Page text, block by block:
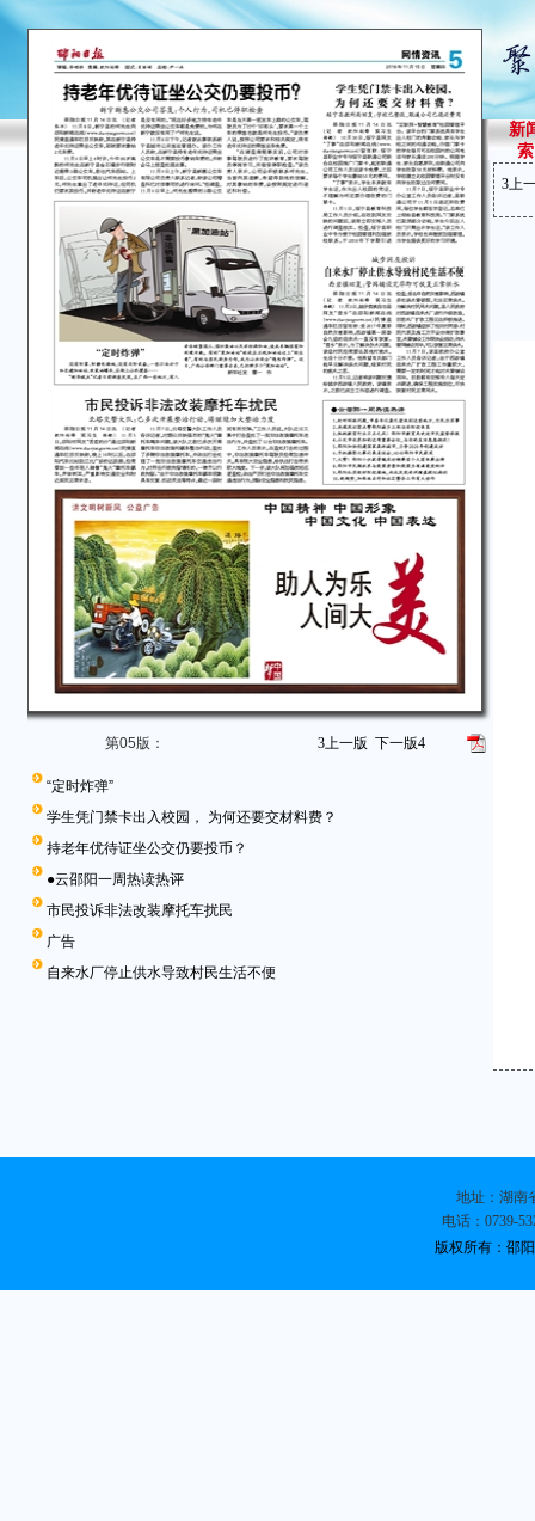
第05版： 3上一版 下一版4
“定时炸弹”
学生凭门禁卡出入校园， 为何还要交材料费？
持老年优待证坐公交仍要投币？
●云邵阳一周热读热评
市民投诉非法改装摩托车扰民
广告
自来水厂停止供水导致村民生活不便
新
3上
地址：湖南
电话：0739-
版权所有：邵